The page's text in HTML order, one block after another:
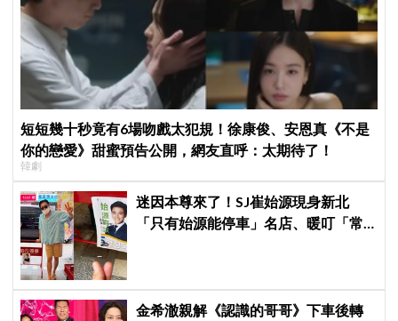
短短幾十秒竟有6場吻戲太犯規！徐康俊、安恩真《不是
你的戀愛》甜蜜預告公開，網友直呼：太期待了！
韓劇
迷因本尊來了！SJ崔始源現身新北
「只有始源能停車」名店、暖叮「常
金希澈親解《認識的哥哥》下車後轉